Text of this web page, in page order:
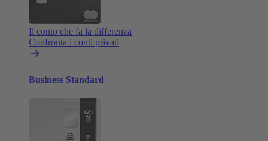
Il conto che fa la differenza
Confronta i conti privati
Business Standard